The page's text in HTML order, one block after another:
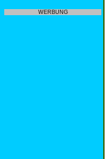
WERBUNG